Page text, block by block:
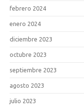
febrero 2024
enero 2024
diciembre 2023
octubre 2023
septiembre 2023
agosto 2023
julio 2023